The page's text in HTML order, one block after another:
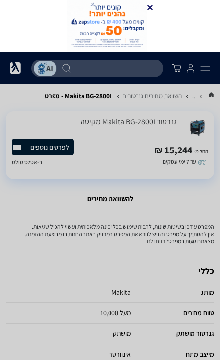
... השוואת מחירים גנרטורים Makita BG-2800I - מפרט
גנרטור Makita BG-2800I מקיטה
החל מ- 15,244 ₪
עד 7 ימי עסקים
לפרטים נוספים
ב-אטלס טולס
להשוואת מחירים
המפרט עודכן בשיטות שונות, לרבות שימוש בכלי בינה מלאכותית ועשוי להכיל שגיאות.
אין להסתמך על מפרט זה ויש לוודא את המפרט המדויק באתר החנות בו מבוצעת ההזמנה.
מצאתם טעות במפרט?דווחו לנו
כללי
מותג Makita
טווח מחירים מעל 10,000
גנרטור מושתק מושתק
מייצב מתח אינוורטר